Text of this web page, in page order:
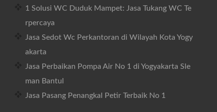
1 Solusi WC Duduk Mampet: Jasa Tukang WC Te
rpercaya
Jasa Sedot Wc Perkantoran di Wilayah Kota Yogy
akarta
Jasa Perbaikan Pompa Air No 1 di Yogyakarta Sle
man Bantul
Jasa Pasang Penangkal Petir Terbaik No 1